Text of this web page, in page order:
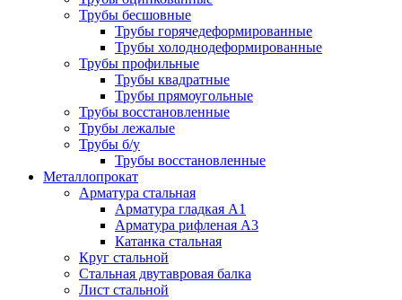
Трубы бесшовные
Трубы горячедеформированные
Трубы холоднодеформированные
Трубы профильные
Трубы квадратные
Трубы прямоугольные
Трубы восстановленные
Трубы лежалые
Трубы б/у
Трубы восстановленные
Металлопрокат
Арматура стальная
Арматура гладкая А1
Арматура рифленая А3
Катанка стальная
Круг стальной
Стальная двутавровая балка
Лист стальной